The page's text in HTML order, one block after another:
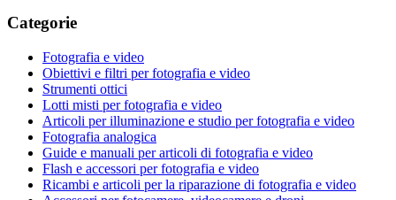
Categorie
Fotografia e video
Obiettivi e filtri per fotografia e video
Strumenti ottici
Lotti misti per fotografia e video
Articoli per illuminazione e studio per fotografia e video
Fotografia analogica
Guide e manuali per articoli di fotografia e video
Flash e accessori per fotografia e video
Ricambi e articoli per la riparazione di fotografia e video